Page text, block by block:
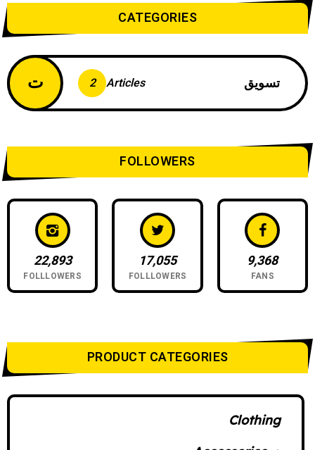
CATEGORIES
ت تسويق Articles
2
FOLLOWERS
9,368
FANS
17,055
FOLLLOWERS
22,893
FOLLLOWERS
PRODUCT CATEGORIES
Clothing